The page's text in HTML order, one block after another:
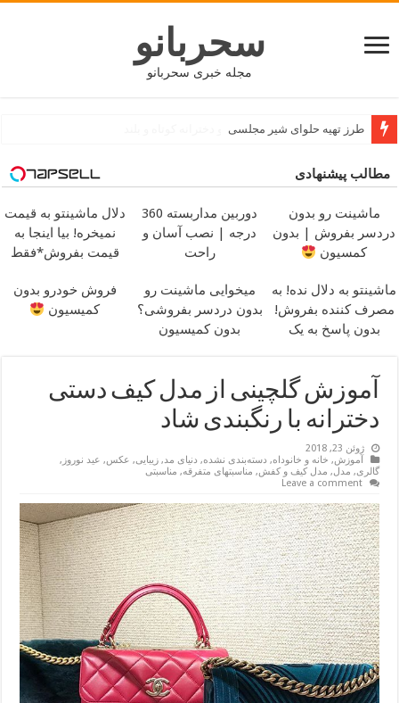
سحربانو
مجله خبری سحربانو
جدید ترین مدل های پافر زنانه و دخترانه کوتاه و بلند
مطالب پیشنهادی
ماشینت رو بدون
دردسر بفروش | بدون
کمسیون
دوربین مداربسته 360
درجه | نصب آسان و
راحت
دلال ماشینتو به قیمت
نمیخره! بیا اینجا به
قیمت بفروش*فقط
ماشینتو به دلال نده! به
مصرف کننده بفروش!
بدون پاسخ به یک
میخوایی ماشینت رو
بدون دردسر بفروشی؟
بدون کمیسیون
فروش خودرو بدون
کمیسیون
آموزش گلچینی از مدل کیف دستی
دخترانه با رنگبندی شاد
ژوئن 23, 2018
آموزش, خانه و خانوداه, دسته‌بندی نشده, دنیای مد,زیبایی, عکس, عید نوروز ,
گالری, مدل, مدل کیف و کفش, مناسبتهای متفرقه, مناسبتی
Leave a comment